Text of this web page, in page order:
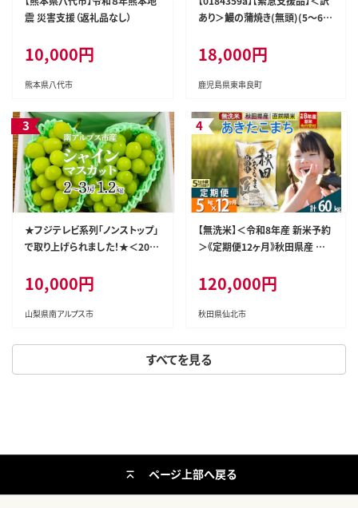
すべてを見る
震 災害支援（返礼品なし）
10,000円
熊本県八代市
あり＞鰻の蒲焼き(無頭)(5～6
なぎ ウナギ 鰻 国産 蒲焼 蒲焼き
たれ 鹿児島 ふるさと 人気 支援
【アクアおおすみ】
18,000円
鹿児島県東串良町
★フジテレビ系列「ノンストップ」
で取り上げられました！★＜202
市産シャインマスカット1.2kg以
上（2～3房） クール便発送 ALPA
G007
10,000円
山梨県南アルプス市
【無洗米】＜令和8年産 新米予約
＞《定期便12ヶ月》秋田県産 あき
回 5キロ お米 匠 [サンファーム
西木 米5kg 米 5kg 米 5kg定期
便 お米定期便 あきたこまち ごは
120,000円
秋田県仙北市
ページ上部へ戻る